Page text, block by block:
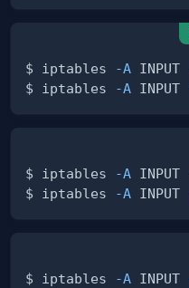
$ iptables -A INPUT
$ iptables
-A INPUT
$ iptables -A INPUT
$ iptables
-A INPUT
$ iptables -A INPUT